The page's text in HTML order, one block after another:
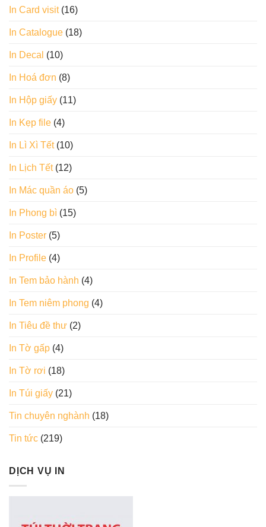
In Card visit(16)
In Catalogue (18)
In Decal (10)
In Hoá đơn (8)
In Hộp giấy (11)
In Kẹp file (4)
In Lì Xì Tết(10)
In Lịch Tết(12)
In Mác quần áo (5)
In Phong bì (15)
In Poster (5)
In Profile (4)
In Tem bảo hành (4)
In Tem niêm phong (4)
In Tiêu đề thư (2)
In Tờ gấp (4)
In Tờ rơi (18)
In Túi giấy (21)
Tin chuyên nghành (18)
Tin tức (219)
DỊCH VỤ IN